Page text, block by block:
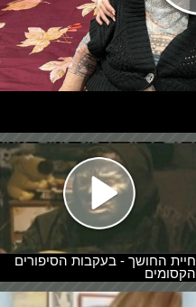
חיית החושך - בעקבות הסיפורים
הקסומים